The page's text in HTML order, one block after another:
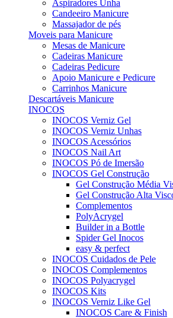
Aspiradores Unha
Candeeiro Manicure
Massajador de pés
Moveis para Manicure
Mesas de Manicure
Cadeiras Manicure
Cadeiras Pedicure
Apoio Manicure e Pedicure
Carrinhos Manicure
Descartáveis Manicure
INOCOS
INOCOS Verniz Gel
INOCOS Verniz Unhas
INOCOS Acessórios
INOCOS Nail Art
INOCOS Pó de Imersão
INOCOS Gel Construção
Gel Construção Média
Gel Construção Alta
Complementos
PolyAcrygel
Builder in a Bottle
Spider Gel Inocos
easy & perfect
INOCOS Cuidados de Pele
INOCOS Complementos
INOCOS Polyacrygel
INOCOS Kits
INOCOS Verniz Like Gel
INOCOS Care & Finish